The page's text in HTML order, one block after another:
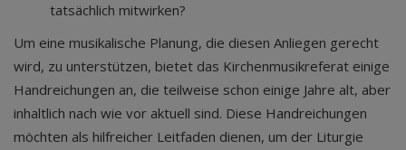
tatsächlich mitwirken?
Um eine musikalische Planung, die diesen Anliegen gerecht
wird, zu unterstützen, bietet das Kirchenmusikreferat einige
Handreichungen an, die teilweise schon einige Jahre alt, aber
inhaltlich nach wie vor aktuell sind. Diese Handreichungen
möchten als hilfreicher Leitfaden dienen, um der Liturgie